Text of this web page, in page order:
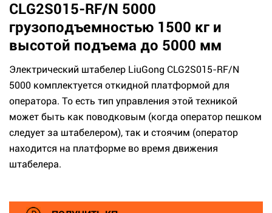
CLG2S015-RF/N 5000
грузоподъемностью 1500 кг и
высотой подъема до 5000 мм
Электрический штабелер LiuGong CLG2S015-RF/N
5000 комплектуется откидной платформой для
оператора. То есть тип управления этой техникой
может быть как поводковым (когда оператор пешком
следует за штабелером), так и стоячим (оператор
находится на платформе во время движения
штабелера.